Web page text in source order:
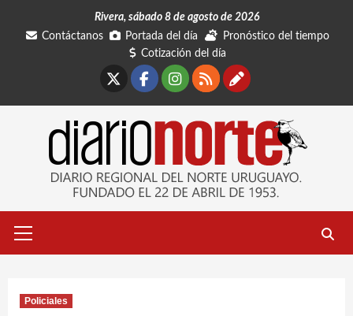
Rivera, sábado 8 de agosto de 2026
Contáctanos
Portada del día
Pronóstico del tiempo
Cotización del día
Facebook
Instagram
RSSContáctanos
primario
Policiales